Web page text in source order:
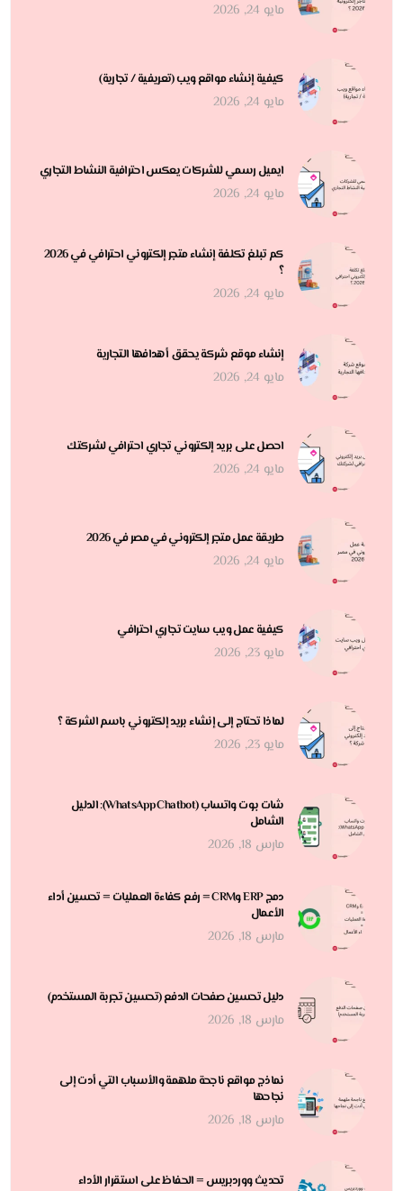
مايو 24, 2026
كيفية إنشاء مواقع ويب (تعريفية / تجارية)
مايو 24, 2026
ايميل رسمي للشركات يعكس احترافية النشاط التجاري
مايو 24, 2026
كم تبلغ تكلفة إنشاء متجر إلكتروني احترافي في 2026
؟
مايو 24, 2026
إنشاء موقع شركة يحقق أهدافها التجارية
مايو 24, 2026
احصل على بريد إلكتروني تجاري احترافي لشركتك
مايو 24, 2026
طريقة عمل متجر إلكتروني في مصر في 2026
مايو 24, 2026
كيفية عمل ويب سايت تجاري احترافي
مايو 23, 2026
لماذا تحتاج إلى إنشاء بريد إلكتروني باسم الشركة ؟
مايو 23, 2026
شات بوت واتساب (WhatsApp Chatbot): الدليل
الشامل
مارس 18, 2026
دمج ERP وCRM = رفع كفاءة العمليات = تحسين أداء
الأعمال
مارس 18, 2026
دليل تحسين صفحات الدفع (تحسين تجربة المستخدم)
مارس 18, 2026
نماذج مواقع ناجحة ملهمة والأسباب التي أدت إلى
نجاحها
مارس 18, 2026
تحديث ووردبريس = الحفاظ على استقرار الأداء